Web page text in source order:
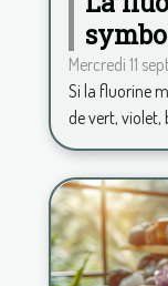
et de
Mercredi 11
Si la fluorine
de vert, violet,